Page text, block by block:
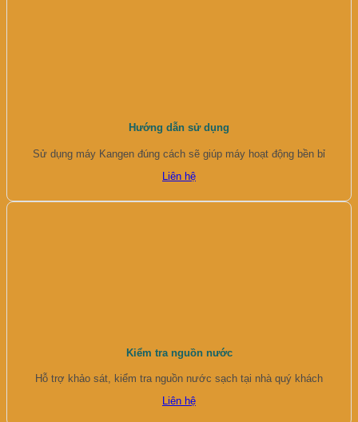
Hướng dẫn sử dụng
Sử dụng máy Kangen đúng cách sẽ giúp máy hoạt động bền bỉ
Liên hệ
Kiểm tra nguồn nước
Hỗ trợ khảo sát, kiểm tra nguồn nước sạch tại nhà quý khách
Liên hệ